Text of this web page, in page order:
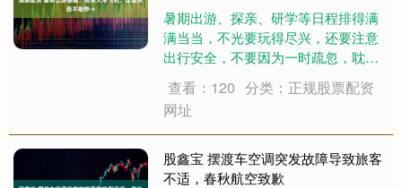
暑期出游、探亲、研学等日程排得满
满当当，不光要玩得尽兴，还要注意
出行安全，不要因为一时疏忽，耽误
站，安检人员通过安检仪查验行李
时，就查获旅客随身携带的两把超过
60毫米的刀具。依据《铁路旅客禁
止、限制携带和托运....
查看：120 分类：正规股票配资
网址
股鑫宝 摆渡车空调突发故障导致旅客
不适，春秋航空致歉